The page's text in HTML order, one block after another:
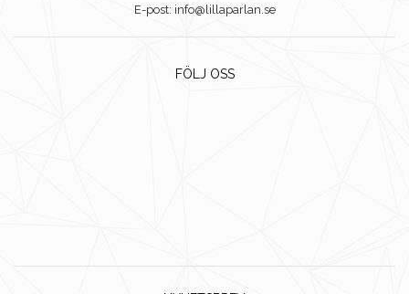
E-post: info@lillaparlan.se
FÖLJ OSS